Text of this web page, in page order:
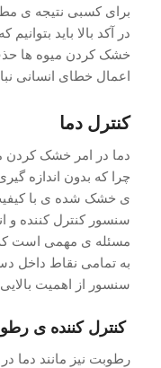
برای کسبی نتیجه ی
در آکد بالا باید
خشک کردن میوه ها حذف
اعمال خطای انسانی
کنترل دما
دما در امر خشک کردن
چرا که بدون اندازه
ی خشک شده ی با کیفیت
سنسور کنترل کننده و
مسئله ی مهمی است که
به تمامی نقاط داخل
سنسور از اهمیت
کنترل کننده ی
رطوبت نیز مانند دما